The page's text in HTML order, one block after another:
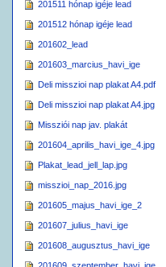
201511 hónap igéje lead
201512 hónap igéje lead
201602_lead
201603_marcius_havi_ige
Deli misszioi nap plakat A4.pdf
Deli misszioi nap plakat A4.jpg
Missziói nap jav. plakát
201604_aprilis_havi_ige_4.jpg
Plakat_lead_jell_lap.jpg
misszioi_nap_2016.jpg
201605_majus_havi_ige_2
201607_julius_havi_ige
201608_augusztus_havi_ige